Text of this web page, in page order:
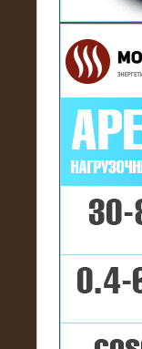
16.01.2017
Аренда
МВт (10 кВ)